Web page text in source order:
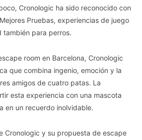
Cronologic ha sido reconocido con
Pruebas, experiencias de juego
para perros.
room en Barcelona, Cronologic
que combina ingenio, emoción y la
amigos de cuatro patas. La
esta experiencia con una mascota
en un recuerdo inolvidable.
Cronologic y su propuesta de escape